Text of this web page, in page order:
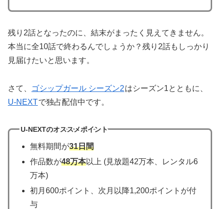
残り2話となったのに、結末がまったく見えてきません。
本当に全10話で終わるんでしょうか？残り2話もしっかり
見届けたいと思います。
さて、 ゴシップガール シーズン2はシーズン1とともに、
U-NEXTで独占配信中です。
U-NEXTのオススメポイント
無料期間が31日間
作品数が48万本以上 (見放題42万本、レンタル6
万本)
初月600ポイント、次月以降1,200ポイントが付
与